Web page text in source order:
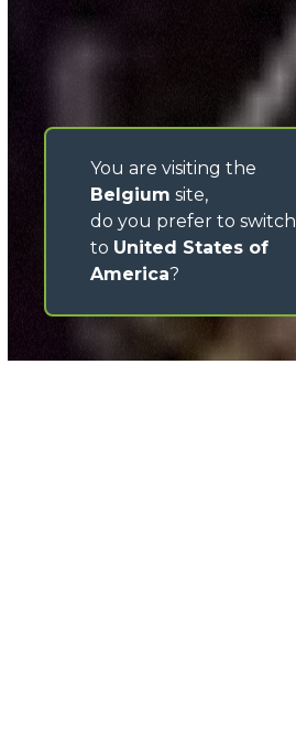
You are visiting the
Belgium site,
do you prefer to switch
to United States of
America?